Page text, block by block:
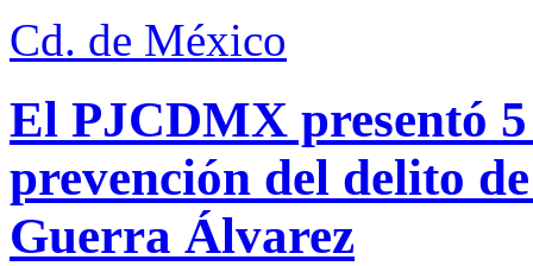
Cd. de México
El PJCDMX presentó
prevención del delito
Guerra Álvarez